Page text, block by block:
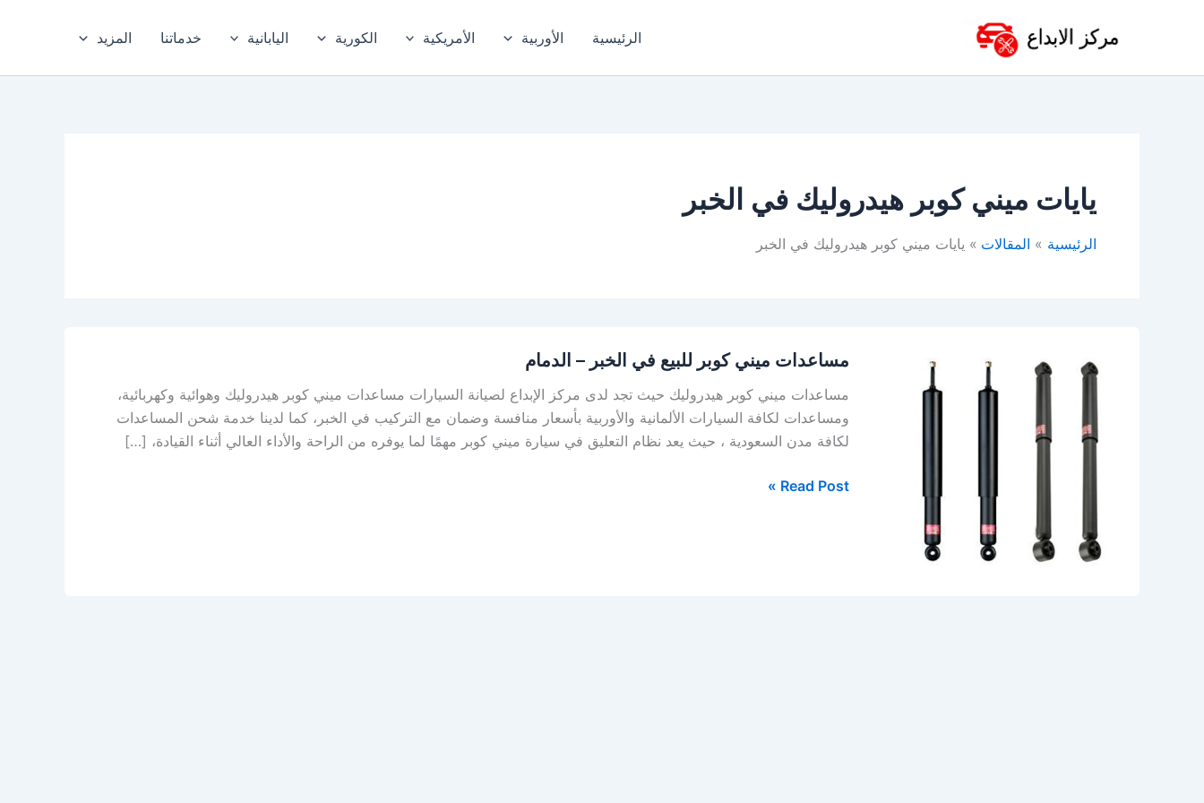
الرئيسية الأوربية الأمريكية الكورية اليابانية خدماتنا المزيد
يايات ميني كوبر هيدروليك في الخبر
الرئيسية المقالات يايات ميني كوبر هيدروليك في الخبر
مساعدات ميني كوبر للبيع في الخبر – الدمام
مساعدات ميني كوبر هيدروليك حيث تجد لدى مركز الإبداع لصيانة السيارات مساعدات ميني كوبر هيدروليك وهوائية وكهربائية،
ومساعدات لكافة السيارات الألمانية والأوربية بأسعار منافسة وضمان مع التركيب في الخبر، كما لدينا خدمة شحن المساعدات
لكافة مدن السعودية ، حيث يعد نظام التعليق في سيارة ميني كوبر مهمًا لما يوفره من الراحة والأداء العالي أثناء القيادة، […]
ميني
في
–
Read Post »